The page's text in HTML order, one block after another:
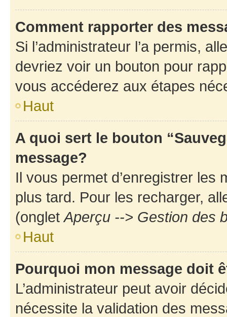
Comment rapporter des
Si l’administrateur l’a permis,
devriez voir un bouton pour
vous accéderez aux étapes
Haut
A quoi sert le bouton
message?
Il vous permet d’enregistrer
plus tard. Pour les recharger,
(ongletAperçu --> Gestion des
Haut
Pourquoi mon message doit
L’administrateur peut avoir
nécessite la validation des